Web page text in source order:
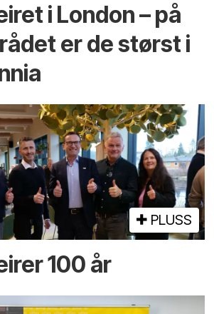
i London – på
er de størst i
PLUSS
100 år